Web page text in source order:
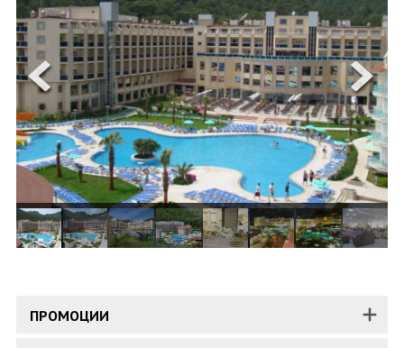
ЗА НАС
КОНТАКТИ
ФИРМЕНИ ДОКУМЕНТИ
0700 144 34 Запитване
ПОСЛЕДВАЙТЕ НИ
ПРОМОЦИИ